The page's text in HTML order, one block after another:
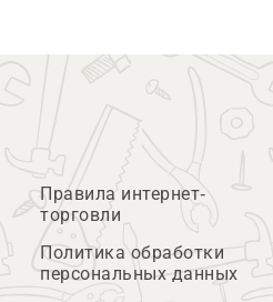
Правила интернет-
торговли
Политика обработки
персональных данных